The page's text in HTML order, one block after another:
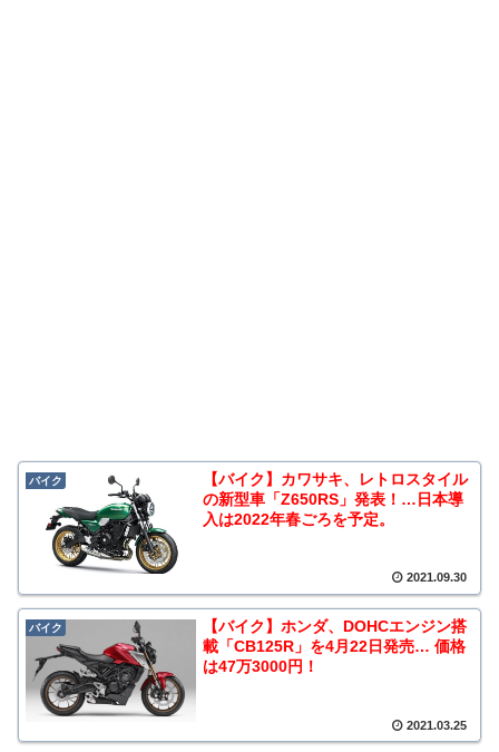
バイク
【バイク】カワサキ、レトロスタイル
の新型車「Z650RS」発表！…日本導
入は2022年春ごろを予定。
2021.09.30
バイク
【バイク】ホンダ、DOHCエンジン搭
載「CB125R」を4月22日発売… 価格
は47万3000円！
2021.03.25